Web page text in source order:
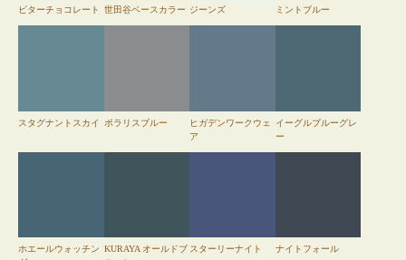
ビターチョコレート 世田谷ベースカラー ジーンズ ミントブルー
スタグナントスカイ ポラリスブルー
ヒガデンワークウェ
ア
イーグルブルーグレ
ー
ホエールウォッチン KURAYA オールドブ スターリーナイト ナイトフォール